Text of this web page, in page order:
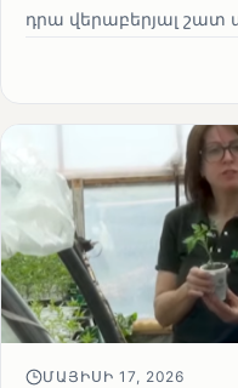
դրա վերաբերյալ շատ
ՄԱՅԻՍԻ 17, 2026